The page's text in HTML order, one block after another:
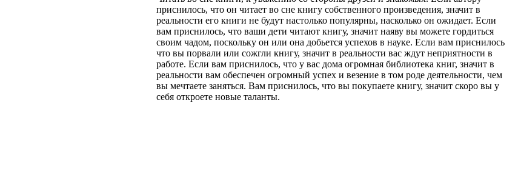
приснилось, что он читает во сне книгу собственного произведения, значит в
реальности его книги не будут настолько популярны, насколько он ожидает. Если
вам приснилось, что ваши дети читают книгу, значит наяву вы можете гордиться
своим чадом, поскольку он или она добьется успехов в науке. Если вам приснилось
что вы порвали или сожгли книгу, значит в реальности вас ждут неприятности в
работе. Если вам приснилось, что у вас дома огромная библиотека книг, значит в
реальности вам обеспечен огромный успех и везение в том роде деятельности, чем
вы мечтаете заняться. Вам приснилось, что вы покупаете книгу, значит скоро вы у
себя откроете новые таланты.